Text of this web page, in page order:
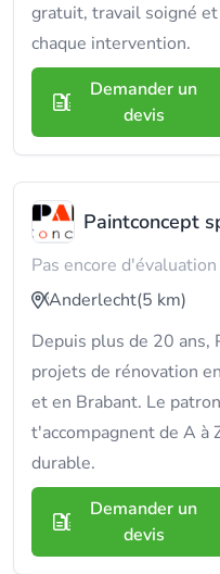
gratuit, travail soigné
chaque intervention.
Demander un
devis
Paintconcept
Pas encore d'évaluation
Anderlecht(5 km)
Depuis plus de 20 ans,
projets de rénovation
et en Brabant. Le
t'accompagnent de A à
durable.
Demander un
devis